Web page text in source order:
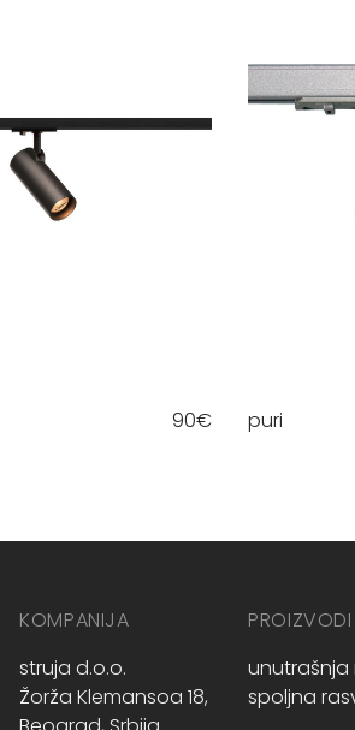
90€ puri
KOMPANIJA
struja d.o.o.
Žorža Klemansoa 18,
PROIZVODI
unutrašnja
spoljna